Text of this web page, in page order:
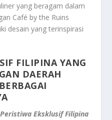
yang beragam dalam
Café by the Ruins
desain yang terinspirasi
FILIPINA YANG
DAERAH
Peristiwa Eksklusif Filipina